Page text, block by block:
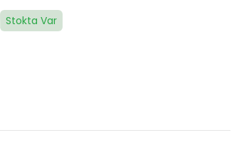
Stokta Var